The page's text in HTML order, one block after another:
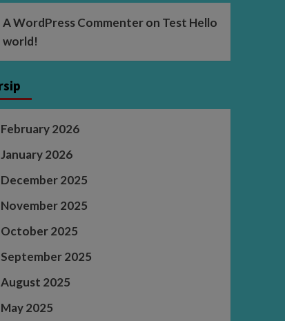
A WordPress Commenteron Test Hello
world!
February 2026
January 2026
December 2025
November 2025
October 2025
September 2025
August 2025
May 2025